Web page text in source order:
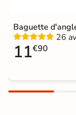
Baguette
26
11€90